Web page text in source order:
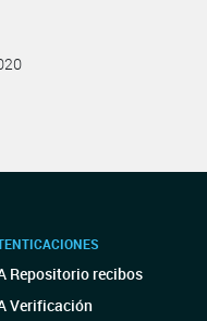
Repositorio recibos
Verificación